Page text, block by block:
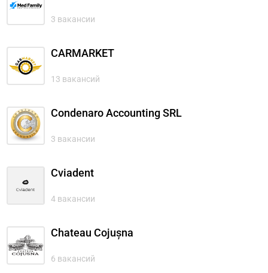
3 вакансии
CARMARKET
13 вакансий
Condenaro Accounting SRL
3 вакансии
Cviadent
4 вакансии
Chateau Cojușna
6 вакансий